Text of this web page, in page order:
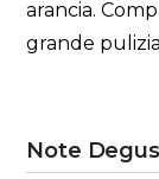
arancia.
grande pulizia
Note